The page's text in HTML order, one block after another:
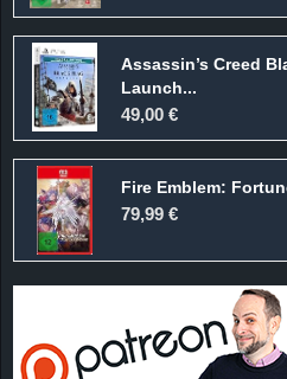
Assassin’s Creed
Launch...
49,00 €
Fire Emblem:
79,99 €